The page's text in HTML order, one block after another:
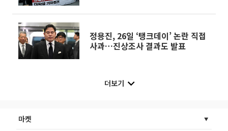
정용진, 26일 ‘탱크데이’ 논란 직접
사과…진상조사 결과도 발표
더보기
마켓